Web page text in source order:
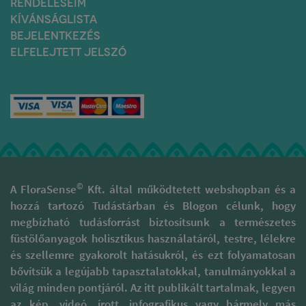
javítják, egyre inkább
összhangba kerülnek a
környezetbarát
irányvonalakkal.
tisztelettel járnak el, hogy az
illatok valódi minőségét
megóvják. Támogatják a
hagyományokkal rendelkező
területek fenntartását és
füstölőpálcikáik különböznek
a piaci forgalomban
megtalálható szagosított
pálcáktól, melyek 95 %-a
folyékony szintetikus
parfümbe és illatanyagba
mártott szénalapú pálcika.
Ezzel szemben prémium
füstölőpálcikáikat kizárólag
természetes alapanyagok
RENDELÉSEIM
KÍVÁNSÁGLISTA
BEJELENTKEZÉS
ELFELEJTETT JELSZÓ
A FloraSense© Kft. által működtetett webshopban és a
hozzá tartozó Tudástárban és Blogon célunk, hogy
megbízható tudásforrást biztosítsunk a természetes
füstölőanyagok holisztikus használatáról, testre, lélekre
és szellemre gyakorolt hatásukról, és ezt folyamatosan
bővítsük a legújabb tapasztalatokkal, tanulmányokkal a
világ minden pontjáról. Az itt publikált tartalmak, legyen